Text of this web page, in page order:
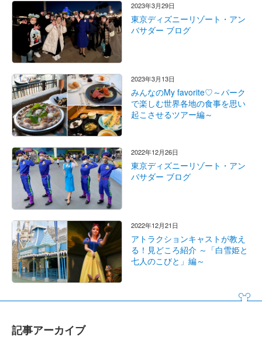
2023年3月29日
東京ディズニーリゾート・アン
バサダー ブログ
2023年3月13日
みんなのMy favorite♡～パーク
で楽しむ世界各地の食事を思い
起こさせるツアー編～
2022年12月26日
東京ディズニーリゾート・アン
バサダー ブログ
2022年12月21日
アトラクションキャストが教え
る！見どころ紹介 ～「白雪姫と
七人のこびと」編～
記事アーカイブ